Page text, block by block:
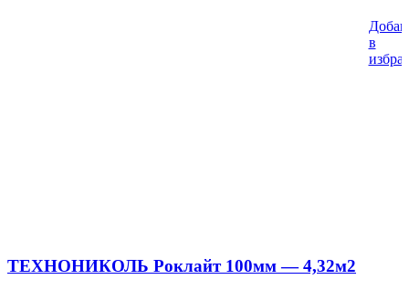
в
ТЕХНОНИКОЛЬ Роклайт 100мм — 4,32м2